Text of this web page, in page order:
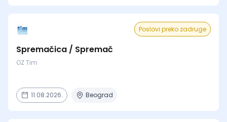
Poslovi preko zadruge
Spremačica / Spremač
OZ Tim
11.08.2026. Beograd